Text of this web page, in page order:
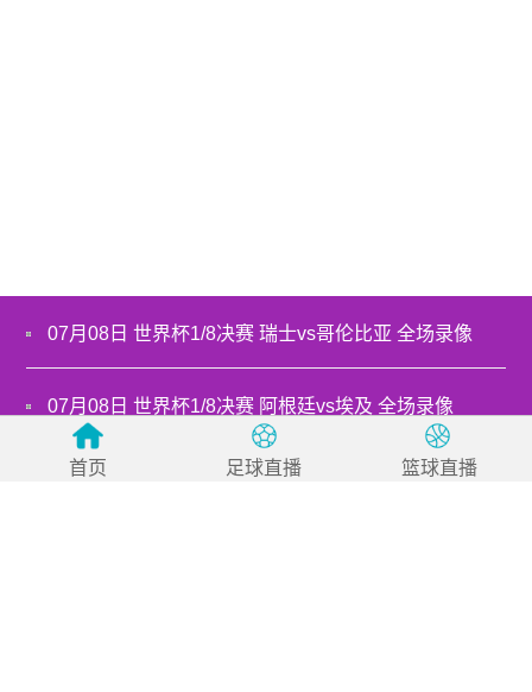
07月08日 世界杯1/8决赛 瑞士vs哥伦比亚 全场录像
07月08日 世界杯1/8决赛 阿根廷vs埃及 全场录像
07月07日 世界杯1/8决赛 葡萄牙vs西班牙 全场录像
首页 足球直播 篮球直播